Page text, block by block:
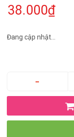
38.000₫
Đang cập nhật...